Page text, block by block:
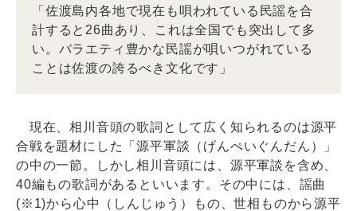
「佐渡島内各地で現在も唄われている民謡を合
計すると26曲あり、これは全国でも突出して多
い。バラエティ豊かな民謡が唄いつがれている
ことは佐渡の誇るべき文化です」
現在、相川音頭の歌詞として広く知られるのは源平
合戦を題材にした「源平軍談（げんぺいぐんだん）」
の中の一節。しかし相川音頭には、源平軍談を含め、
40編もの歌詞があるといいます。その中には、謡曲
(※1)から心中（しんじゅう）もの、世相ものから源平